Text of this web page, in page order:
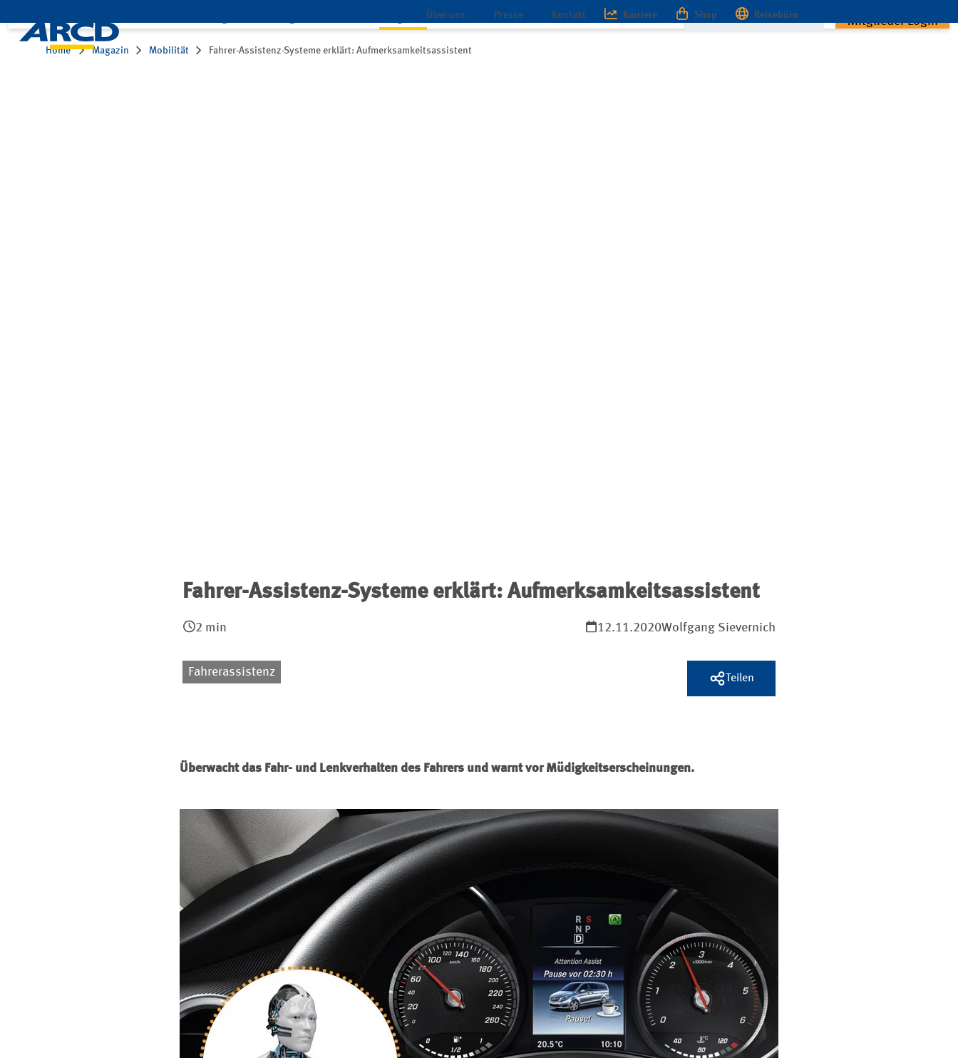
Über uns Presse Kontakt Karriere Shop Reisebüro
Infothek Mitglieder Login
Home Magazin Mobilität Fahrer-Assistenz-Systeme erklärt: Aufmerksamkeitsassistent
Fahrer-Assistenz-Systeme erklärt: Aufmerksamkeitsassistent
2 min 12.11.2020Wolfgang Sievernich
Fahrerassistenz Teilen
Überwacht das Fahr- und Lenkverhalten des Fahrers und warnt vor Müdigkeitserscheinungen.